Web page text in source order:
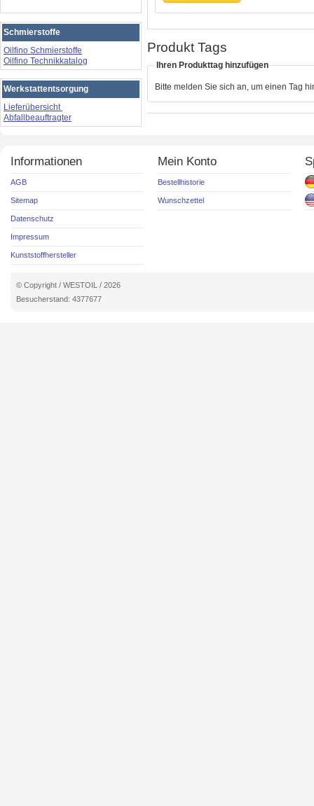
Produkt Tags
Ihren Produkttag hinzufügen
Bitte melden Sie sich an, um einen Tag
Schmierstoffe
Oilfino Schmierstoffe
Oilfino Technikkatalog
Werkstattentsorgung
Lieferübersicht
Abfallbeauftragter
Informationen
AGB
Sitemap
Datenschutz
Impressum
Kunststoffhersteller
Mein Konto
Bestellhistorie
Wunschzettel
© Copyright / WESTOIL / 2026
Besucherstand: 4377677